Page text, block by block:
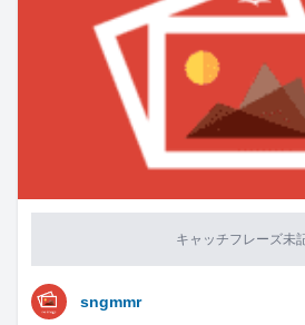
キャッチフレーズ未
sngmmr